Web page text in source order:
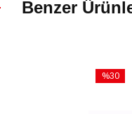
Benzer
%30